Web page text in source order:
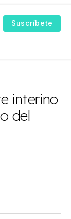
Suscríbete
interino
del